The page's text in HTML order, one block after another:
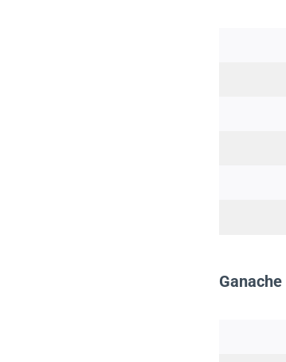
Ganache